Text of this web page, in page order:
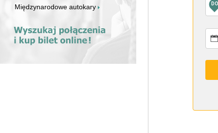
Międzynarodowe autokary DO